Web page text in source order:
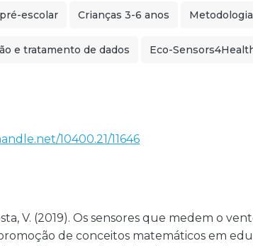
escolar Crianças 3-6 anos
e tratamento de dados Eco-
10400.21/11646
V. (2019). Os sensores que medem o
de conceitos matemáticos em